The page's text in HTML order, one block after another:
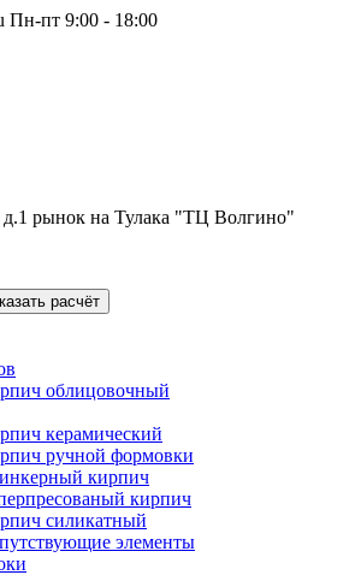
Пн-пт 9:00 - 18:00
д.1 рынок на Тулака "ТЦ Волгино"
расчёт
облицовочный
керамический
ручной формовки
кирпич
кирпич
силикатный
элементы